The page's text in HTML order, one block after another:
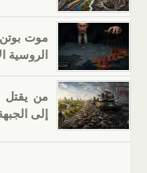
موت
الروسية
من يقتل
إلى